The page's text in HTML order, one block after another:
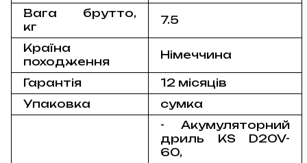
Вага брутто,
кг
7.5
Країна
походження
Німеччина
Гарантія
12 місяців
Упаковка
сумка
- Акумуляторний
дриль KS D20V-
60,